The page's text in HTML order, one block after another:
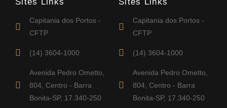
Capitania dos Portos -
CFTP
(14) 3604-1000
Avenida Pedro Ometto,
804, Centro - Barra
Bonita-SP, 17.340-250
Capitania dos Portos -
CFTP
(14) 3604-1000
Avenida Pedro Ometto,
804, Centro - Barra
Bonita-SP, 17.340-250